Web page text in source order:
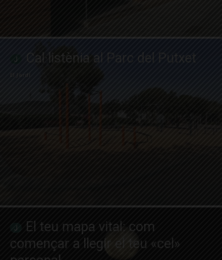
Cal·listènia al Parc del Putxet
El Jardí
El teu mapa vital: com
començar a llegir el teu «cel»